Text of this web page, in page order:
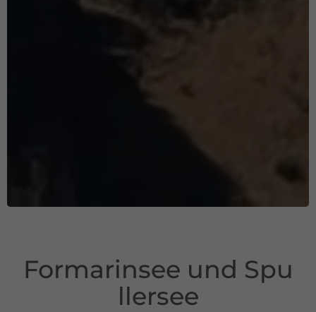
Formarinsee und Spu
llersee